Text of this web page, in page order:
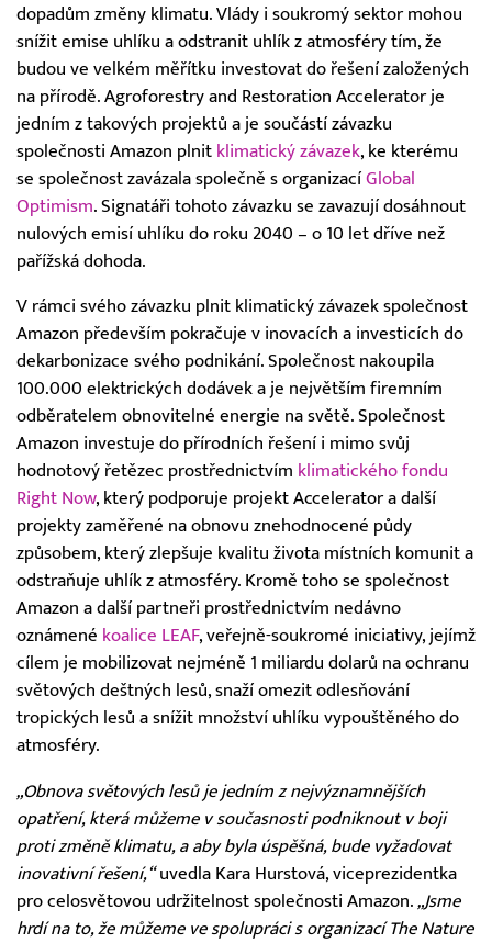
dopadům změny klimatu. Vlády i soukromý sektor mohou
snížit emise uhlíku a odstranit uhlík z atmosféry tím, že
budou ve velkém měřítku investovat do řešení založených
na přírodě. Agroforestry and Restoration Accelerator je
jedním z takových projektů a je součástí závazku
společnosti Amazon plnit klimatický závazek, ke kterému
se společnost zavázala společně s organizací Global
Optimism. Signatáři tohoto závazku se zavazují dosáhnout
nulových emisí uhlíku do roku 2040 – o 10 let dříve než
pařížská dohoda.
V rámci svého závazku plnit klimatický závazek společnost
Amazon především pokračuje v inovacích a investicích do
dekarbonizace svého podnikání. Společnost nakoupila
100.000 elektrických dodávek a je největším firemním
odběratelem obnovitelné energie na světě. Společnost
Amazon investuje do přírodních řešení i mimo svůj
hodnotový řetězec prostřednictvím klimatického fondu
Right Now, který podporuje projekt Accelerator a další
projekty zaměřené na obnovu znehodnocené půdy
způsobem, který zlepšuje kvalitu života místních komunit a
odstraňuje uhlík z atmosféry. Kromě toho se společnost
Amazon a další partneři prostřednictvím nedávno
oznámené koalice LEAF, veřejně-soukromé iniciativy, jejímž
cílem je mobilizovat nejméně 1 miliardu dolarů na ochranu
světových deštných lesů, snaží omezit odlesňování
tropických lesů a snížit množství uhlíku vypouštěného do
atmosféry.
„Obnova světových lesů je jedním z nejvýznamnějších
opatření, která můžeme v současnosti podniknout v boji
proti změně klimatu, a aby byla úspěšná, bude vyžadovat
inovativní řešení,“uvedla Kara Hurstová, viceprezidentka
pro celosvětovou udržitelnost společnosti Amazon. „Jsme
hrdí na to, že můžeme ve spolupráci s organizací The Nature